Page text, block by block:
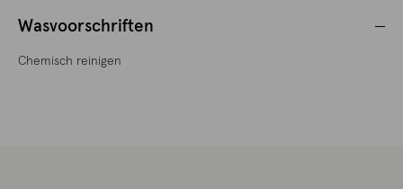
Wasvoorschriften
Chemisch reinigen